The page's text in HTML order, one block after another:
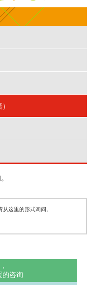
这里的形式询问。
的咨询